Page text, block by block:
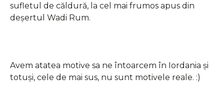
sufletul de căldură, la cel mai frumos apus din
deșertul Wadi Rum.
Avem atatea motive sa ne întoarcem în Iordania și
totuși, cele de mai sus, nu sunt motivele reale. :)